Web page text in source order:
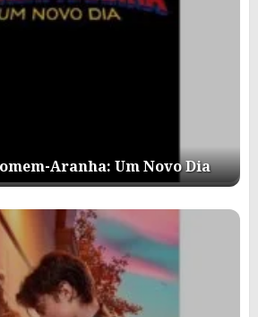
Aranha: Um Novo Dia